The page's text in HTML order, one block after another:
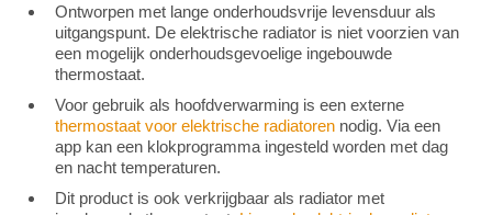
Ontworpen met lange onderhoudsvrije levensduur als
uitgangspunt. De elektrische radiator is niet voorzien van
een mogelijk onderhoudsgevoelige ingebouwde
thermostaat.
Voor gebruik als hoofdverwarming is een externe
thermostaat voor elektrische radiatoren nodig. Via een
app kan een klokprogramma ingesteld worden met dag
en nacht temperaturen.
Dit product is ook verkrijgbaar als radiator met